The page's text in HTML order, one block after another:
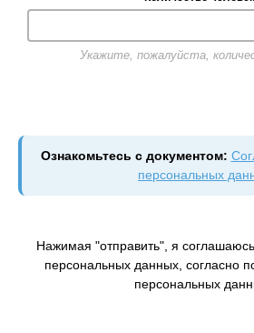
Укажите, пожалуйста,
Ознакомьтесь с документом:
персональных
Нажимая "отправить", я
персональных данных, согласно
персональных